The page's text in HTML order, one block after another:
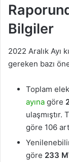
Bilgiler
2022 Aralık
gereken bazı
Toplam
ayına göre
ulaşmıştır.
göre 106
göre 233